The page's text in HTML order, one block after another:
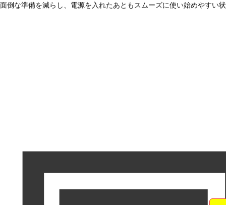
面倒な準備を減らし、電源を入れたあともスムーズに使い始めやすい